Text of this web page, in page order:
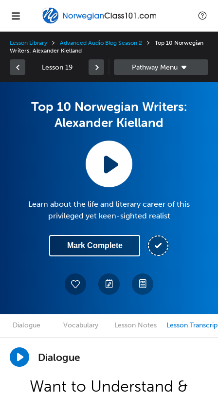
Lesson Library Advanced Audio Blog Season 2
Top 10 Norwegian
Writers: Alexander Kielland
Lesson 19
Top 10 Norwegian Writers:
Alexander Kielland
Learn about the life and literary career of this
privileged yet keen-sighted realist
Mark Complete
Dialogue Vocabulary Lesson Notes Lesson
Dialogue
Want to Understand &